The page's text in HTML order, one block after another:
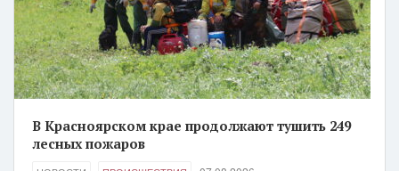
В Красноярском крае продолжают тушить 249
лесных пожаров